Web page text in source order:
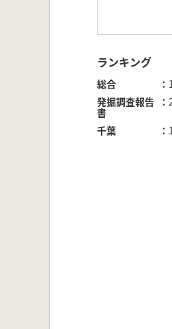
ランキング
総合
発掘調査報告
書
千葉